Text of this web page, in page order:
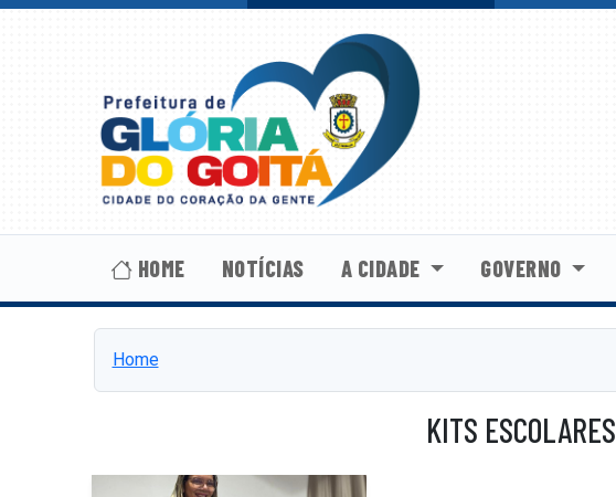
HOME NOTÍCIAS A CIDADE GOVERNO
Home
KITS ESCOLARES